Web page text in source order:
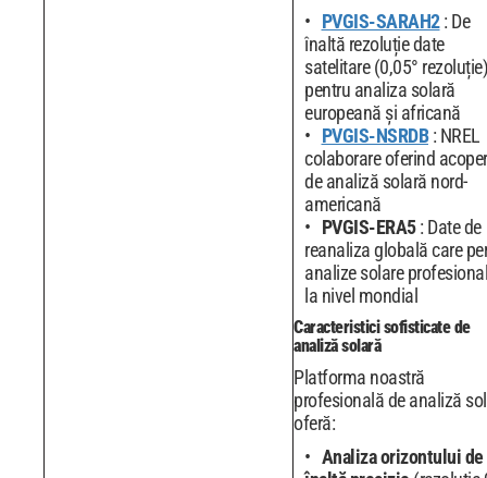
PVGIS-SARAH2 : De
înaltă rezoluție date
satelitare (0,05° rezoluție)
pentru analiza solară
europeană și africană
PVGIS-NSRDB : NREL
colaborare oferind
de analiză solară nord-
americană
PVGIS-ERA5: Date de
reanaliza globală care
analize solare
la nivel mondial
Caracteristici sofisticate de
analiză solară
Platforma noastră
profesională de analiză
oferă:
Analiza orizontului de